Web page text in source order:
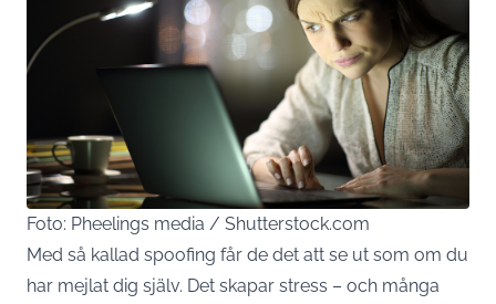
Foto: Pheelings media / Shutterstock.com
Med så kallad spoofing får de det att se ut som om du
har mejlat dig själv. Det skapar stress – och många